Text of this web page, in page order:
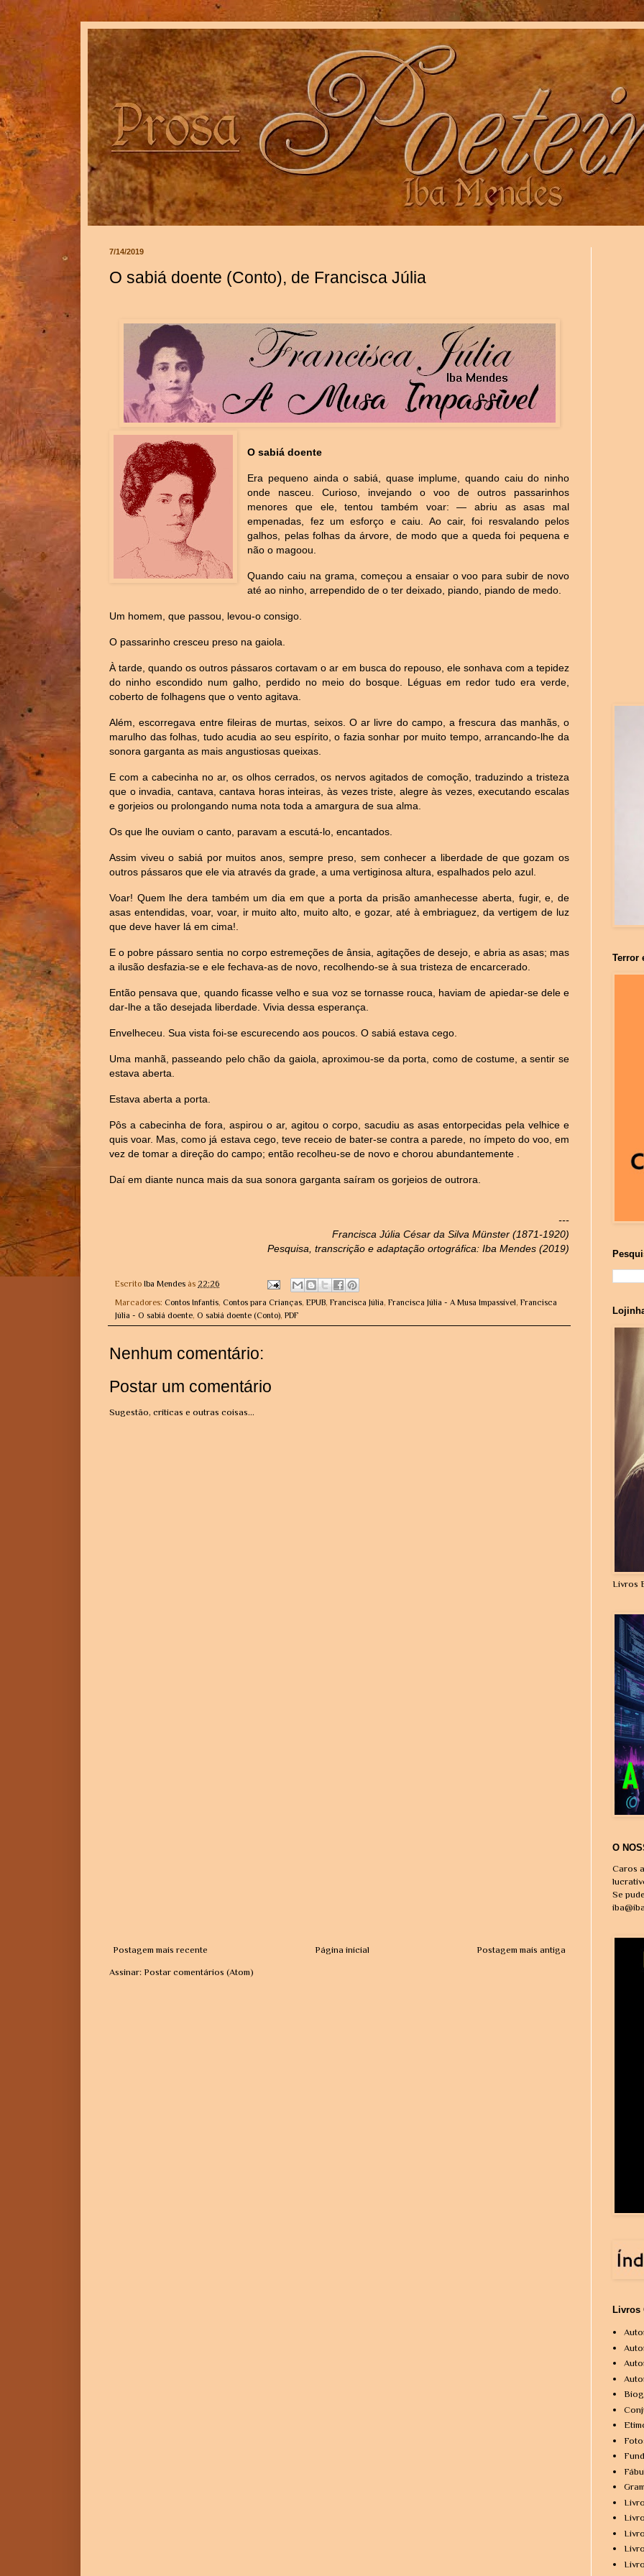
7/14/2019
O sabiá doente (Conto), de Francisca Júlia
O sabiá doente
Era pequeno ainda o sabiá, quase implume, quando caiu do ninho
onde nasceu. Curioso, invejando o voo de outros passarinhos
menores que ele, tentou também voar: — abriu as asas mal
empenadas, fez um esforço e caiu. Ao cair, foi resvalando pelos
galhos, pelas folhas da árvore, de modo que a queda foi pequena e
não o magoou.
Quando caiu na grama, começou a ensaiar o voo para subir de novo
até ao ninho, arrependido de o ter deixado, piando, piando de medo.
Um homem, que passou, levou-o consigo.
O passarinho cresceu preso na gaiola.
À tarde, quando os outros pássaros cortavam o ar em busca do repouso, ele sonhava com a tepidez
do ninho escondido num galho, perdido no meio do bosque. Léguas em redor tudo era verde,
coberto de folhagens que o vento agitava.
Além, escorregava entre fileiras de murtas, seixos. O ar livre do campo, a frescura das manhãs, o
marulho das folhas, tudo acudia ao seu espírito, o fazia sonhar por muito tempo, arrancando-lhe da
sonora garganta as mais angustiosas queixas.
E com a cabecinha no ar, os olhos cerrados, os nervos agitados de comoção, traduzindo a tristeza
que o invadia, cantava, cantava horas inteiras, às vezes triste, alegre às vezes, executando escalas
e gorjeios ou prolongando numa nota toda a amargura de sua alma.
Os que lhe ouviam o canto, paravam a escutá-lo, encantados.
Assim viveu o sabiá por muitos anos, sempre preso, sem conhecer a liberdade de que gozam os
outros pássaros que ele via através da grade, a uma vertiginosa altura, espalhados pelo azul.
Voar! Quem lhe dera também um dia em que a porta da prisão amanhecesse aberta, fugir, e, de
asas entendidas, voar, voar, ir muito alto, muito alto, e gozar, até à embriaguez, da vertigem de luz
que deve haver lá em cima!.
E o pobre pássaro sentia no corpo estremeções de ânsia, agitações de desejo, e abria as asas; mas
a ilusão desfazia-se e ele fechava-as de novo, recolhendo-se à sua tristeza de encarcerado.
Então pensava que, quando ficasse velho e sua voz se tornasse rouca, haviam de apiedar-se dele e
dar-lhe a tão desejada liberdade. Vivia dessa esperança.
Envelheceu. Sua vista foi-se escurecendo aos poucos. O sabiá estava cego.
Uma manhã, passeando pelo chão da gaiola, aproximou-se da porta, como de costume, a sentir se
estava aberta.
Estava aberta a porta.
Pôs a cabecinha de fora, aspirou o ar, agitou o corpo, sacudiu as asas entorpecidas pela velhice e
quis voar. Mas, como já estava cego, teve receio de bater-se contra a parede, no ímpeto do voo, em
vez de tomar a direção do campo; então recolheu-se de novo e chorou abundantemente .
Daí em diante nunca mais da sua sonora garganta saíram os gorjeios de outrora.
---
Francisca Júlia César da Silva Münster (1871-1920)
Pesquisa, transcrição e adaptação ortográfica: Iba Mendes (2019)
Escrito Iba Mendes às 22:26
Marcadores: Contos Infantis, Contos para Crianças, EPUB, Francisca Júlia, Francisca Júlia - A Musa Impassível, Francisca
Júlia - O sabiá doente, O sabiá doente (Conto), PDF
Nenhum comentário:
Postar um comentário
Sugestão, críticas e outras coisas...
Postagem mais recente Postagem mais antiga
Página inicial
Assinar: Postar comentários (Atom)
Terror
Livros
O
Caros
Se
Livros